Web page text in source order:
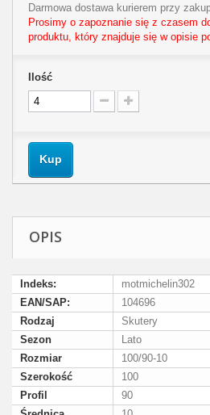
Darmowa dostawa kurierem przy
Prosimy o zapoznanie się z czasem
produktu, który znajduje się w opisie
Ilość
Kup
OPIS
Indeks:
motmichelin302
EAN/SAP:
104696
Rodzaj
Skutery
Sezon
Lato
Rozmiar
100/90-10
Szerokość
100
Profil
90